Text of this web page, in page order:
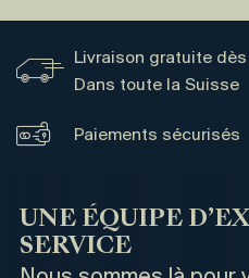
Livraison gratuite
Dans toute la Suisse
Paiements sécurisés
UNE ÉQUIPE
SERVICE